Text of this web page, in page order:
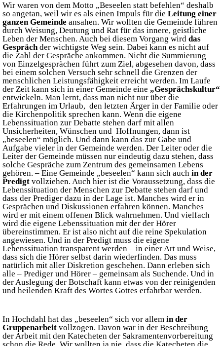
Wir waren von dem Motto „Beseelen statt befehlen“ deshalb
so angetan, weil wir es als einen Impuls für die Leitung einer
ganzen Gemeinde ansahen. Wir wollten die Gemeinde führen
durch Weisung, Deutung und Rat für das innere, geistliche
Leben der Menschen. Auch bei diesem Vorgang wird das
Gesprächder wichtigste Weg sein. Dabei kann es nicht auf
die Zahl der Gespräche ankommen. Nicht die Summierung
von Einzelgesprächen führt zum Ziel, abgesehen davon, dass
bei einem solchen Versuch sehr schnell die Grenzen der
menschlichen Leistungsfähigkeit erreicht werden. Im Laufe
der Zeit kann sich in einer Gemeinde eine „Gesprächskultur“
entwickeln. Man lernt, dass man nicht nur über die
Erfahrungen im Urlaub, den letzten Ärger in der Familie oder
die Kirchenpolitik sprechen kann. Wenn die eigene
Lebenssituation zur Debatte stehen darf mit allen
Unsicherheiten, Wünschen und Hoffnungen, dann ist
„beseelen“ möglich. Und dann kann das zur Gabe und
Aufgabe vieler in der Gemeinde werden. Der Leiter oder die
Leiter der Gemeinde müssen nur eindeutig dazu stehen, dass
solche Gespräche zum Zentrum des gemeinsamen Lebens
gehören. – Eine Gemeinde „beseelen“ kann sich auch in der
Predigt vollziehen. Auch hier ist die Voraussetzung, dass die
Lebenssituation der Menschen zur Debatte stehen darf und
dass der Prediger dazu in der Lage ist. Manches wird er in
Gesprächen und Diskussionen erfahren können. Manches
wird er mit einem offenen Blick wahrnehmen. Und vielfach
wird die eigene Lebenssituation mit der der Hörer
übereinstimmen. Er ist also nicht auf die reine Spekulation
angewiesen. Und in der Predigt muss die eigene
Lebenssituation transparent werden – in einer Art und Weise,
dass sich die Hörer selbst darin wiederfinden. Das muss
natürlich mit aller Diskretion geschehen. Dann erleben sich
alle – Prediger und Hörer – gemeinsam als Suchende. Und in
der Auslegung der Botschaft kann etwas von der reinigenden
und heilenden Kraft des Wortes Gottes erfahrbar werden.
In Hochdahl hat das „beseelen“ sich vor allem in der
Gruppenarbeit vollzogen. Davon war in der Beschreibung
der Arbeit mit den Katecheten der Sakramentenvorbereitung